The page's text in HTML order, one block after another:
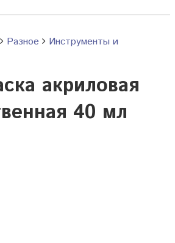
Разное
Инструменты и
акриловая
40 мл